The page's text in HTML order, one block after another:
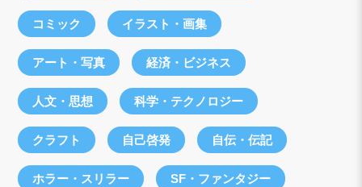
コミック イラスト・画集
アート・写真 経済・ビジネス
人文・思想 科学・テクノロジー
クラフト 自己啓発 自伝・伝記
ホラー・スリラー SF・ファンタジー